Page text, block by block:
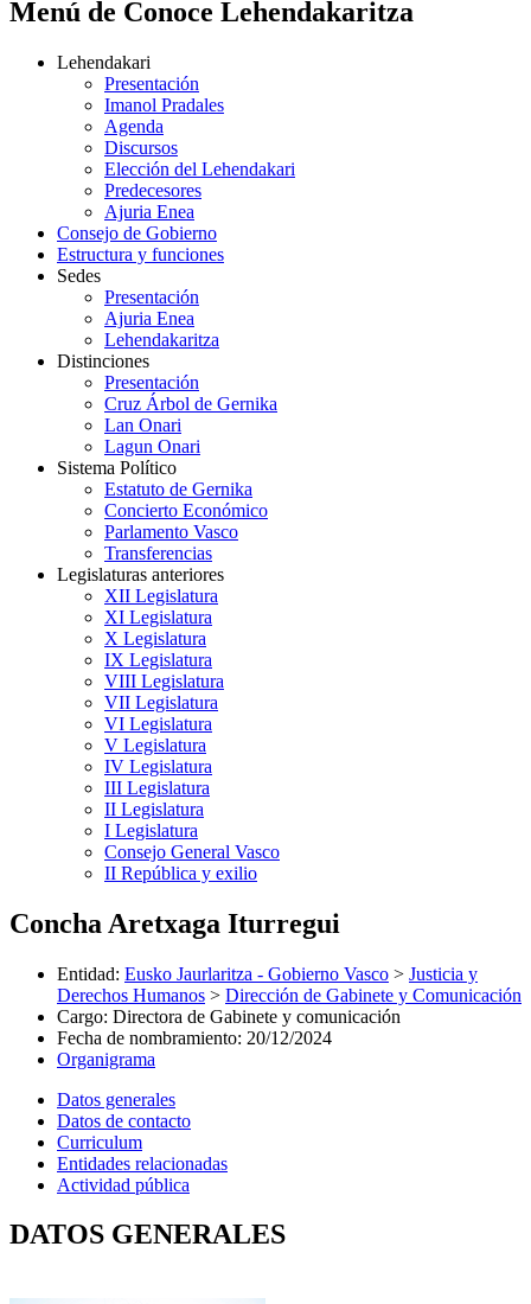
Menú de Conoce Lehendakaritza
Lehendakari
Presentación
Imanol Pradales
Agenda
Discursos
Elección del Lehendakari
Predecesores
Ajuria Enea
Consejo de Gobierno
Estructura y funciones
Sedes
Presentación
Ajuria Enea
Lehendakaritza
Distinciones
Presentación
Cruz Árbol de Gernika
Lan Onari
Lagun Onari
Sistema Político
Estatuto de Gernika
Concierto Económico
Parlamento Vasco
Transferencias
Legislaturas anteriores
XII Legislatura
XI Legislatura
X Legislatura
IX Legislatura
VIII Legislatura
VII Legislatura
VI Legislatura
V Legislatura
IV Legislatura
III Legislatura
II Legislatura
I Legislatura
Consejo General Vasco
II República y exilio
Concha Aretxaga Iturregui
Entidad: Eusko Jaurlaritza - Gobierno Vasco > Justicia y
Derechos Humanos > Dirección de Gabinete y Comunicación
Cargo: Directora de Gabinete y comunicación
Fecha de nombramiento: 20/12/2024
Organigrama
Datos generales
Datos de contacto
Curriculum
Entidades relacionadas
Actividad pública
DATOS GENERALES